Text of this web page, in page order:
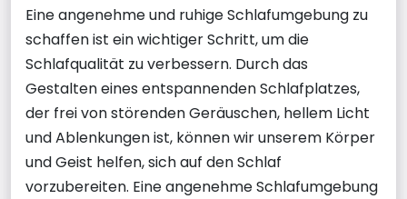
Eine angenehme und ruhige Schlafumgebung zu
schaffen ist ein wichtiger Schritt, um die
Schlafqualität zu verbessern. Durch das
Gestalten eines entspannenden Schlafplatzes,
der frei von störenden Geräuschen, hellem Licht
und Ablenkungen ist, können wir unserem Körper
und Geist helfen, sich auf den Schlaf
vorzubereiten. Eine angenehme Schlafumgebung